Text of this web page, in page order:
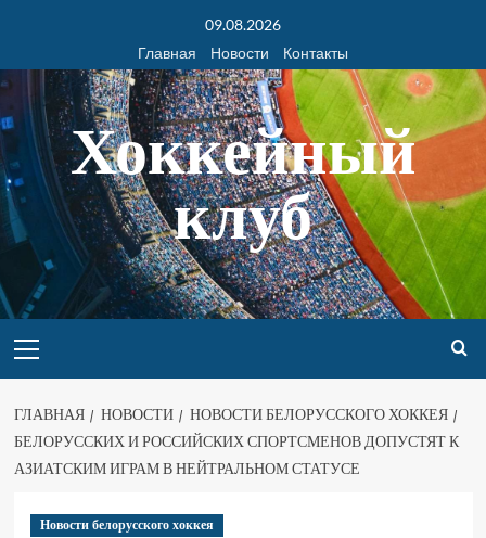
09.08.2026
Главная
Новости Контакты
Хоккейный
клуб
ГЛАВНАЯ НОВОСТИ
НОВОСТИ БЕЛОРУССКОГО ХОККЕЯ
БЕЛОРУССКИХ И РОССИЙСКИХ СПОРТСМЕНОВ ДОПУСТЯТ К
АЗИАТСКИМ ИГРАМ В НЕЙТРАЛЬНОМ СТАТУСЕ
Новости белорусского хоккея